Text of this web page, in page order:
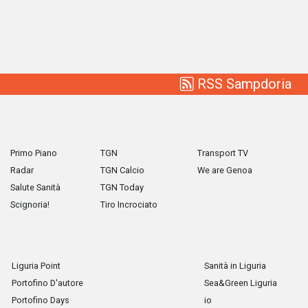
RSS Sampdoria
Primo Piano
Radar
Salute Sanità
Scignoria!
TGN
TGN Calcio
TGN Today
Tiro Incrociato
Transport TV
We are Genoa
Liguria Point
Portofino D'autore
Portofino Days
Sanità in Liguria
Sea&Green Liguria
io